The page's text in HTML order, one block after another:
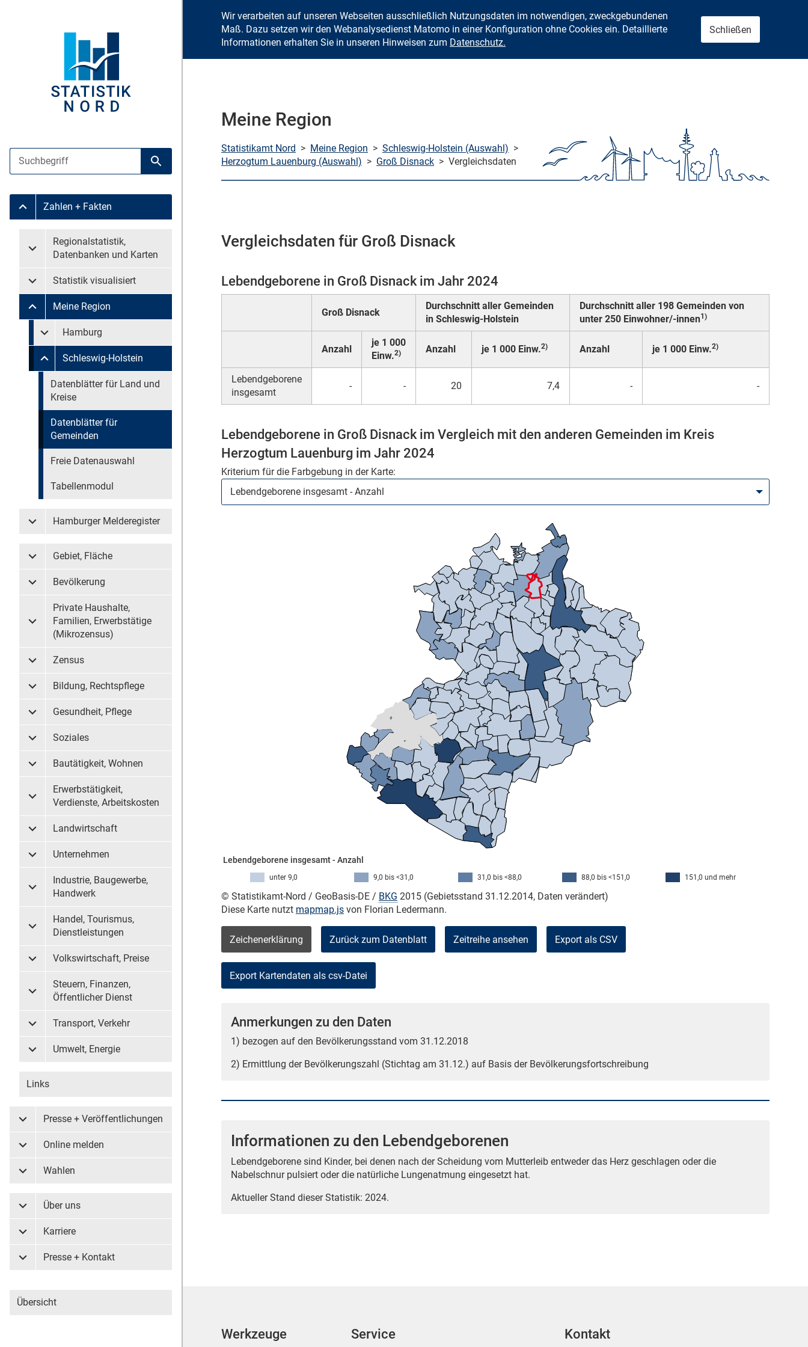
Zum Inhalt springen
Suche
Suche starten
Untermenü Zahlen + Fakten
Zahlen + Fakten
Untermenü überspringen
Untermenü Regionalstatistik, Datenbanken und Karten
Regionalstatistik,
Datenbanken und Karten
Untermenü Statistik visualisiert
Statistik visualisiert
Untermenü Meine Region
Meine Region
Untermenü überspringen
Untermenü Meine Region Hamburg
Hamburg
Untermenü Meine Region Schleswig-Holstein
Schleswig-Holstein
Untermenü überspringen
Datenblätter für Land und
Kreise
Datenblätter für
Gemeinden
Freie Datenauswahl
Tabellenmodul
Untermenü Hamburger Melderegister
Hamburger Melderegister
Untermenü Gebiet, Fläche
Gebiet, Fläche
Untermenü Bevölkerung
Bevölkerung
Untermenü Private Haushalte, Familien, Erwerbstätige (Mikrozensus)
Private Haushalte,
Familien, Erwerbstätige
(Mikrozensus)
Untermenü Zensus
Zensus
Untermenü Bildung, Rechtspflege
Bildung, Rechtspflege
Untermenü Gesundheit, Pflege
Gesundheit, Pflege
Untermenü Soziales
Soziales
Untermenü Bautätigkeit, Wohnen
Bautätigkeit, Wohnen
Untermenü Erwerbstätigkeit, Verdienste, Arbeitskosten
Erwerbstätigkeit,
Verdienste, Arbeitskosten
Untermenü Landwirtschaft
Landwirtschaft
Untermenü Unternehmen
Unternehmen
Untermenü Industrie, Baugewerbe, Handwerk
Industrie, Baugewerbe,
Handwerk
Untermenü Handel, Tourismus, Dienstleistungen
Handel, Tourismus,
Dienstleistungen
Untermenü Volkswirtschaft, Preise
Volkswirtschaft, Preise
Untermenü Steuern, Finanzen, Öffentlicher Dienst
Steuern, Finanzen,
Öffentlicher Dienst
Untermenü Transport, Verkehr
Transport, Verkehr
Untermenü Umwelt, Energie
Umwelt, Energie
Links
Untermenü Presse + Veröffentlichungen
Presse + Veröffentlichungen
Untermenü Online melden
Online melden
Untermenü Wahlen
Wahlen
Untermenü Über uns
Über uns
Untermenü Karriere
Karriere
Untermenü Presse + Kontakt
Presse + Kontakt
Übersicht
Wir verarbeiten auf unseren Webseiten ausschließlich Nutzungsdaten im notwendigen, zweckgebundenen
Maß. Dazu setzen wir den Webanalysedienst Matomo in einer Konfiguration ohne Cookies ein. Detaillierte
Informationen erhalten Sie in unseren Hinweisen zum Datenschutz.
Schließen
Meine Region
Statistikamt Nord > Meine Region > Schleswig-Holstein (Auswahl) >
Herzogtum Lauenburg (Auswahl) > Groß Disnack > Vergleichsdaten
Vergleichsdaten für Groß Disnack
Lebendgeborene in Groß Disnack im Jahr 2024
Groß Disnack
Durchschnitt aller Gemeinden
in Schleswig-Holstein
Durchschnitt aller 198 Gemeinden von
unter 250 Einwohner/-innen1)
Anzahl
je 1 000
Einw.2) Anzahl je 1 000 Einw.2) Anzahl je 1 000 Einw.2)
Lebendgeborene
insgesamt
- - 20 7,4 - -
Lebendgeborene in Groß Disnack im Vergleich mit den anderen Gemeinden im Kreis
Herzogtum Lauenburg im Jahr 2024
Kriterium für die Farbgebung in der Karte:
Lebendgeborene insgesamt - Anzahl
151,0 und mehr
88,0 bis <151,0
31,0 bis <88,0
9,0 bis <31,0
unter 9,0
© Statistikamt-Nord / GeoBasis-DE / BKG 2015 (Gebietsstand 31.12.2014, Daten verändert)
Diese Karte nutzt mapmap.js von Florian Ledermann.
Zeichenerklärung Zurück zum Datenblatt Zeitreihe ansehen Export als CSV
Anmerkungen zu den Daten
1) bezogen auf den Bevölkerungsstand vom 31.12.2018
2) Ermittlung der Bevölkerungszahl (Stichtag am 31.12.) auf Basis der Bevölkerungsfortschreibung
Informationen zu den Lebendgeborenen
Lebendgeborene sind Kinder, bei denen nach der Scheidung vom Mutterleib entweder das Herz geschlagen oder die
Nabelschnur pulsiert oder die natürliche Lungenatmung eingesetzt hat.
Aktueller Stand dieser Statistik: 2024.
Werkzeuge Service Kontakt